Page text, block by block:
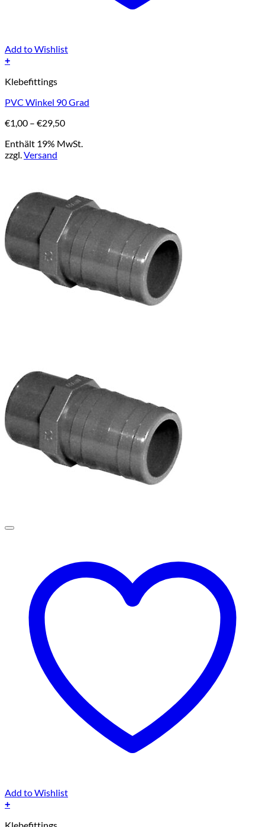
Add to Wishlist
+
Produkt
mehrere
auf.
Die
Optionen
können
Produktseite
gewählt
werden
Klebefittings
PVC Winkel 90 Grad
€1,00 – €29,50Preisspanne:
bis
Enthält 19% MwSt.
zzgl.Versand
Add to Wishlist
+